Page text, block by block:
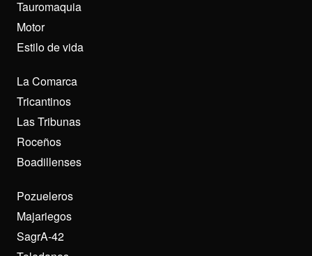
Tauromaquia
Motor
Estilo de vida
La Comarca
Tricantinos
Las Tribunas
Roceños
Boadillenses
Pozueleros
Majariegos
SagrA-42